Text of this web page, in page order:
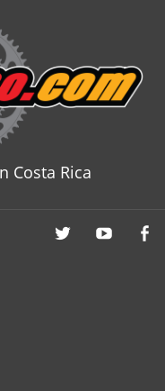
Costa Rica